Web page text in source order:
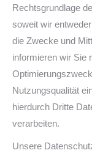
Rechtsgrundlage
soweit wir
die Zwecke und
informieren wir Sie
Nutzungsqualität
hierdurch Dritte
verarbeiten.
Unsere